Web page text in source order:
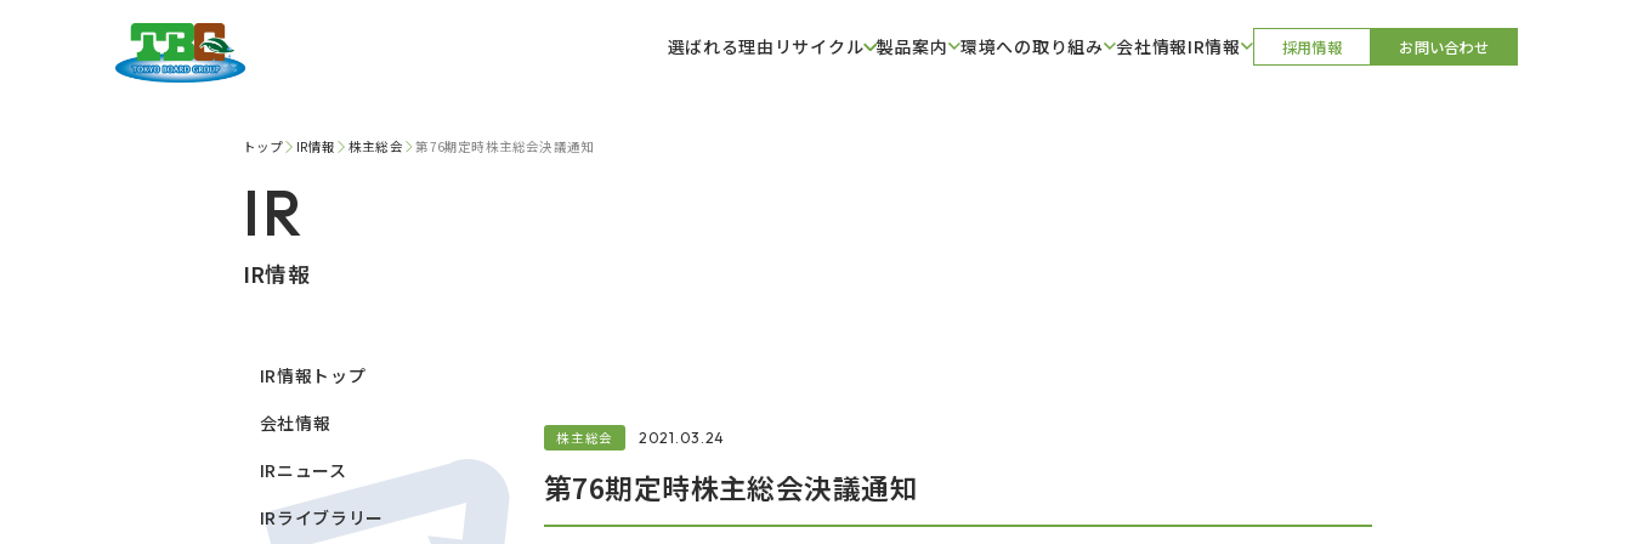
選ばれる理由 リサイクル 製品案内 環境への取り組み 会社情報IR情報 採用情報 お問い合わせ
トップ IR情報 株主総会 第76期定時株主総会決議通知
IR
IR情報
IR情報トップ
会社情報
IRニュース
IRライブラリー
株主総会 2021.03.24
第76期定時株主総会決議通知